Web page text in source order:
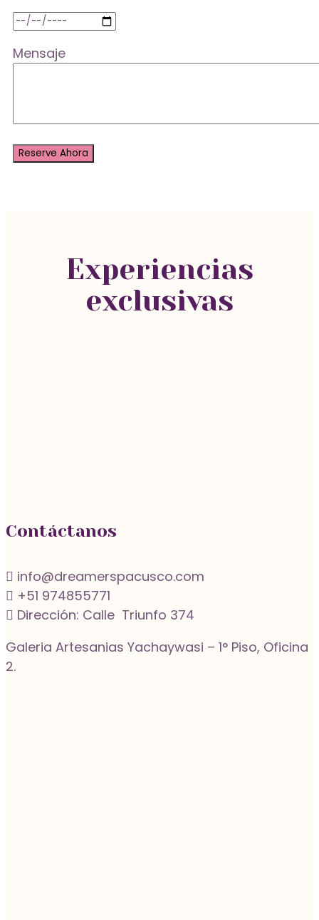
Mensaje
Experiencias
exclusivas
Contáctanos
info@dreamerspacusco.com
+51 974855771
Dirección: Calle Triunfo 374
Galeria Artesanias Yachaywasi – 1° Piso, Oficina
2.